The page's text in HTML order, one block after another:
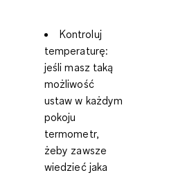
Kontroluj
temperaturę:
jeśli masz taką
możliwość
ustaw w każdym
pokoju
termometr,
żeby zawsze
wiedzieć jaka